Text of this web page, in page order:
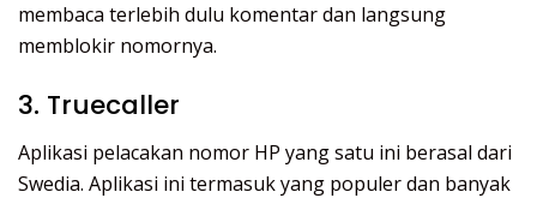
membaca terlebih dulu komentar dan langsung
memblokir nomornya.
3. Truecaller
Aplikasi pelacakan nomor HP yang satu ini berasal dari
Swedia. Aplikasi ini termasuk yang populer dan banyak